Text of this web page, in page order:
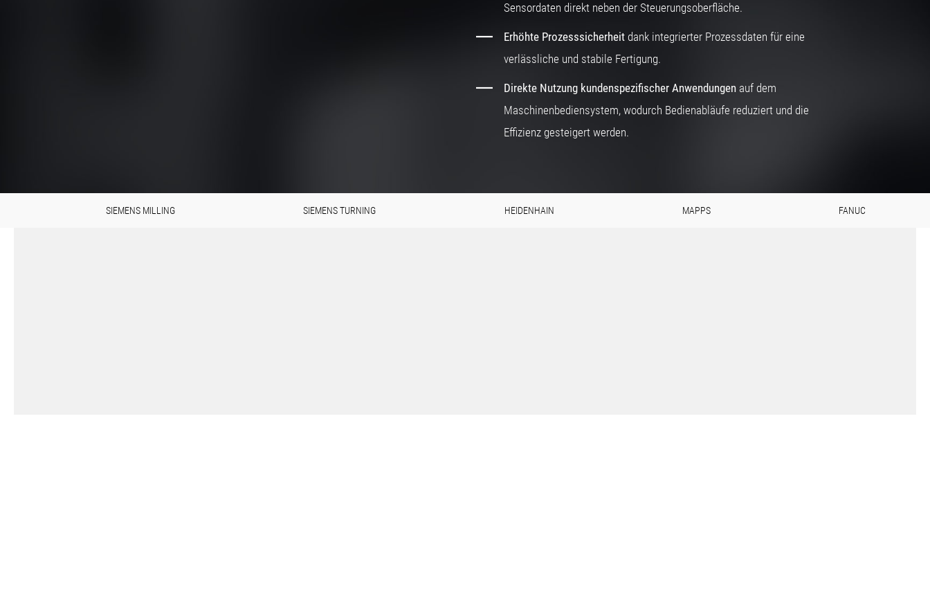
Sensordaten direkt neben der Steuerungsoberfläche.
Erhöhte Prozesssicherheitdank integrierter Prozessdaten für eine
verlässliche und stabile Fertigung.
Direkte Nutzung kundenspezifischer Anwendungenauf dem
Maschinenbediensystem, wodurch Bedienabläufe reduziert und die
Effizienz gesteigert werden.
SIEMENS MILLING SIEMENS TURNING HEIDENHAIN MAPPS FANUC